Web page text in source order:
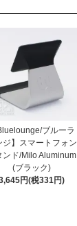
ブルーラ
ジ】スマートフォン
ンド/Milo Aluminum
(ブラック)
円(税331円)